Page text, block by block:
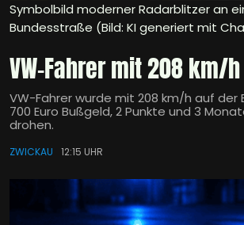
Symbolbild moderner Radarblitzer an
Bundesstraße (Bild: KI generiert mit
VW-Fahrer mit 208 km/
VW-Fahrer wurde mit 208 km/h auf der
700 Euro Bußgeld, 2 Punkte und 3
drohen.
ZWICKAU 12:15 UHR